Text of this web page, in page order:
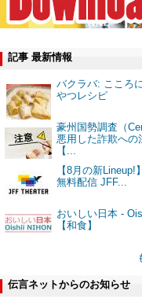
記事 最新情報
バクラバ: こころ
やつレシピ
豪州国勢調査（
悪用した詐欺への
【...
【8月の新Lineup!
無料配信 JFF...
おいしい日本 -
【和食】
伝言ネットからのお知らせ